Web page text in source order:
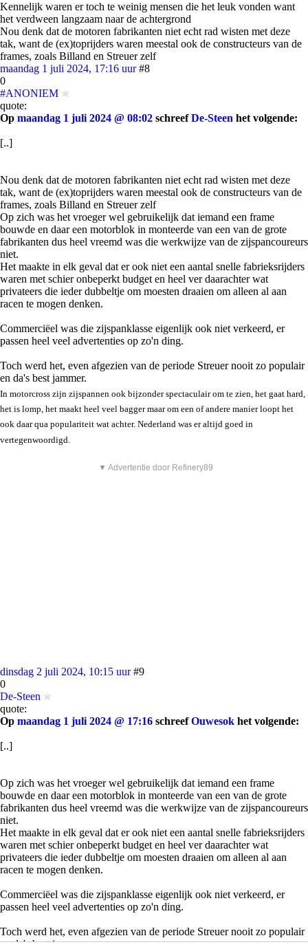
Kennelijk waren er toch te weinig mensen die het leuk vonden want
het verdween langzaam naar de achtergrond
Nou denk dat de motoren fabrikanten niet echt rad wisten met deze
tak, want de (ex)toprijders waren meestal ook de constructeurs van de
frames, zoals Billand en Streuer zelf
maandag 1 juli 2024, 17:16 uur #8
0
#ANONIEM
quote:
Op maandag 1 juli 2024 @ 08:02 schreefDe-Steen het volgende:
[..]
Nou denk dat de motoren fabrikanten niet echt rad wisten met deze
tak, want de (ex)toprijders waren meestal ook de constructeurs van de
frames, zoals Billand en Streuer zelf
Op zich was het vroeger wel gebruikelijk dat iemand een frame
bouwde en daar een motorblok in monteerde van een van de grote
fabrikanten dus heel vreemd was die werkwijze van de zijspancoureurs
niet.
Het maakte in elk geval dat er ook niet een aantal snelle fabrieksrijders
waren met schier onbeperkt budget en heel ver daarachter wat
privateers die ieder dubbeltje om moesten draaien om alleen al aan
racen te mogen denken.
Commerciëel was die zijspanklasse eigenlijk ook niet verkeerd, er
passen heel veel advertenties op zo'n ding.
Toch werd het, even afgezien van de periode Streuer nooit zo populair
en da's best jammer.
In motorcross zijn zijspannen ook bijzonder spectaculair om te zien, het gaat hard,
het is lomp, het maakt heel veel bagger maar om een of andere manier loopt het
ook daar qua populariteit wat achter. Nederland was er altijd goed in
vertegenwoordigd.
▼ Advertentie door Refinery89
dinsdag 2 juli 2024, 10:15 uur #9
0
De-Steen
quote:
Op maandag 1 juli 2024 @ 17:16 schreefOuwesok het volgende:
[..]
Op zich was het vroeger wel gebruikelijk dat iemand een frame
bouwde en daar een motorblok in monteerde van een van de grote
fabrikanten dus heel vreemd was die werkwijze van de zijspancoureurs
niet.
Het maakte in elk geval dat er ook niet een aantal snelle fabrieksrijders
waren met schier onbeperkt budget en heel ver daarachter wat
privateers die ieder dubbeltje om moesten draaien om alleen al aan
racen te mogen denken.
Commerciëel was die zijspanklasse eigenlijk ook niet verkeerd, er
passen heel veel advertenties op zo'n ding.
Toch werd het, even afgezien van de periode Streuer nooit zo populair
en da's best jammer.